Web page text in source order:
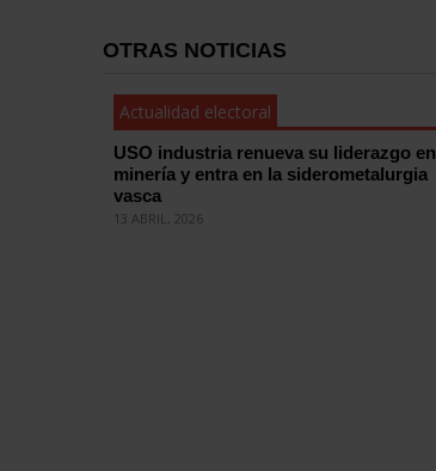
OTRAS NOTICIAS
Actualidad electoral
USO industria renueva su liderazgo en
minería y entra en la siderometalurgia
vasca
13 ABRIL, 2026